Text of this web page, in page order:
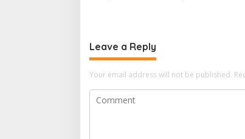
Leave a Reply
Your email address will not be published.